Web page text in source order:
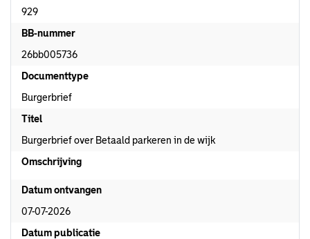
929
BB-nummer
26bb005736
Documenttype
Burgerbrief
Titel
Burgerbrief over Betaald parkeren in de wijk
Omschrijving
Datum ontvangen
07-07-2026
Datum publicatie